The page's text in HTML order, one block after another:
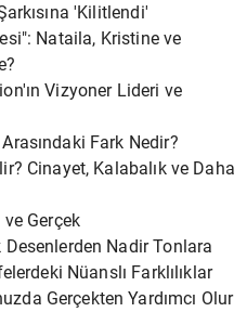
'Kilitlendi'
Nataila, Kristine ve
Vizyoner Lideri ve
Fark Nedir?
Cinayet, Kalabalık ve Daha
Gerçek
Nadir Tonlara
Nüanslı Farklılıklar
Gerçekten Yardımcı Olur